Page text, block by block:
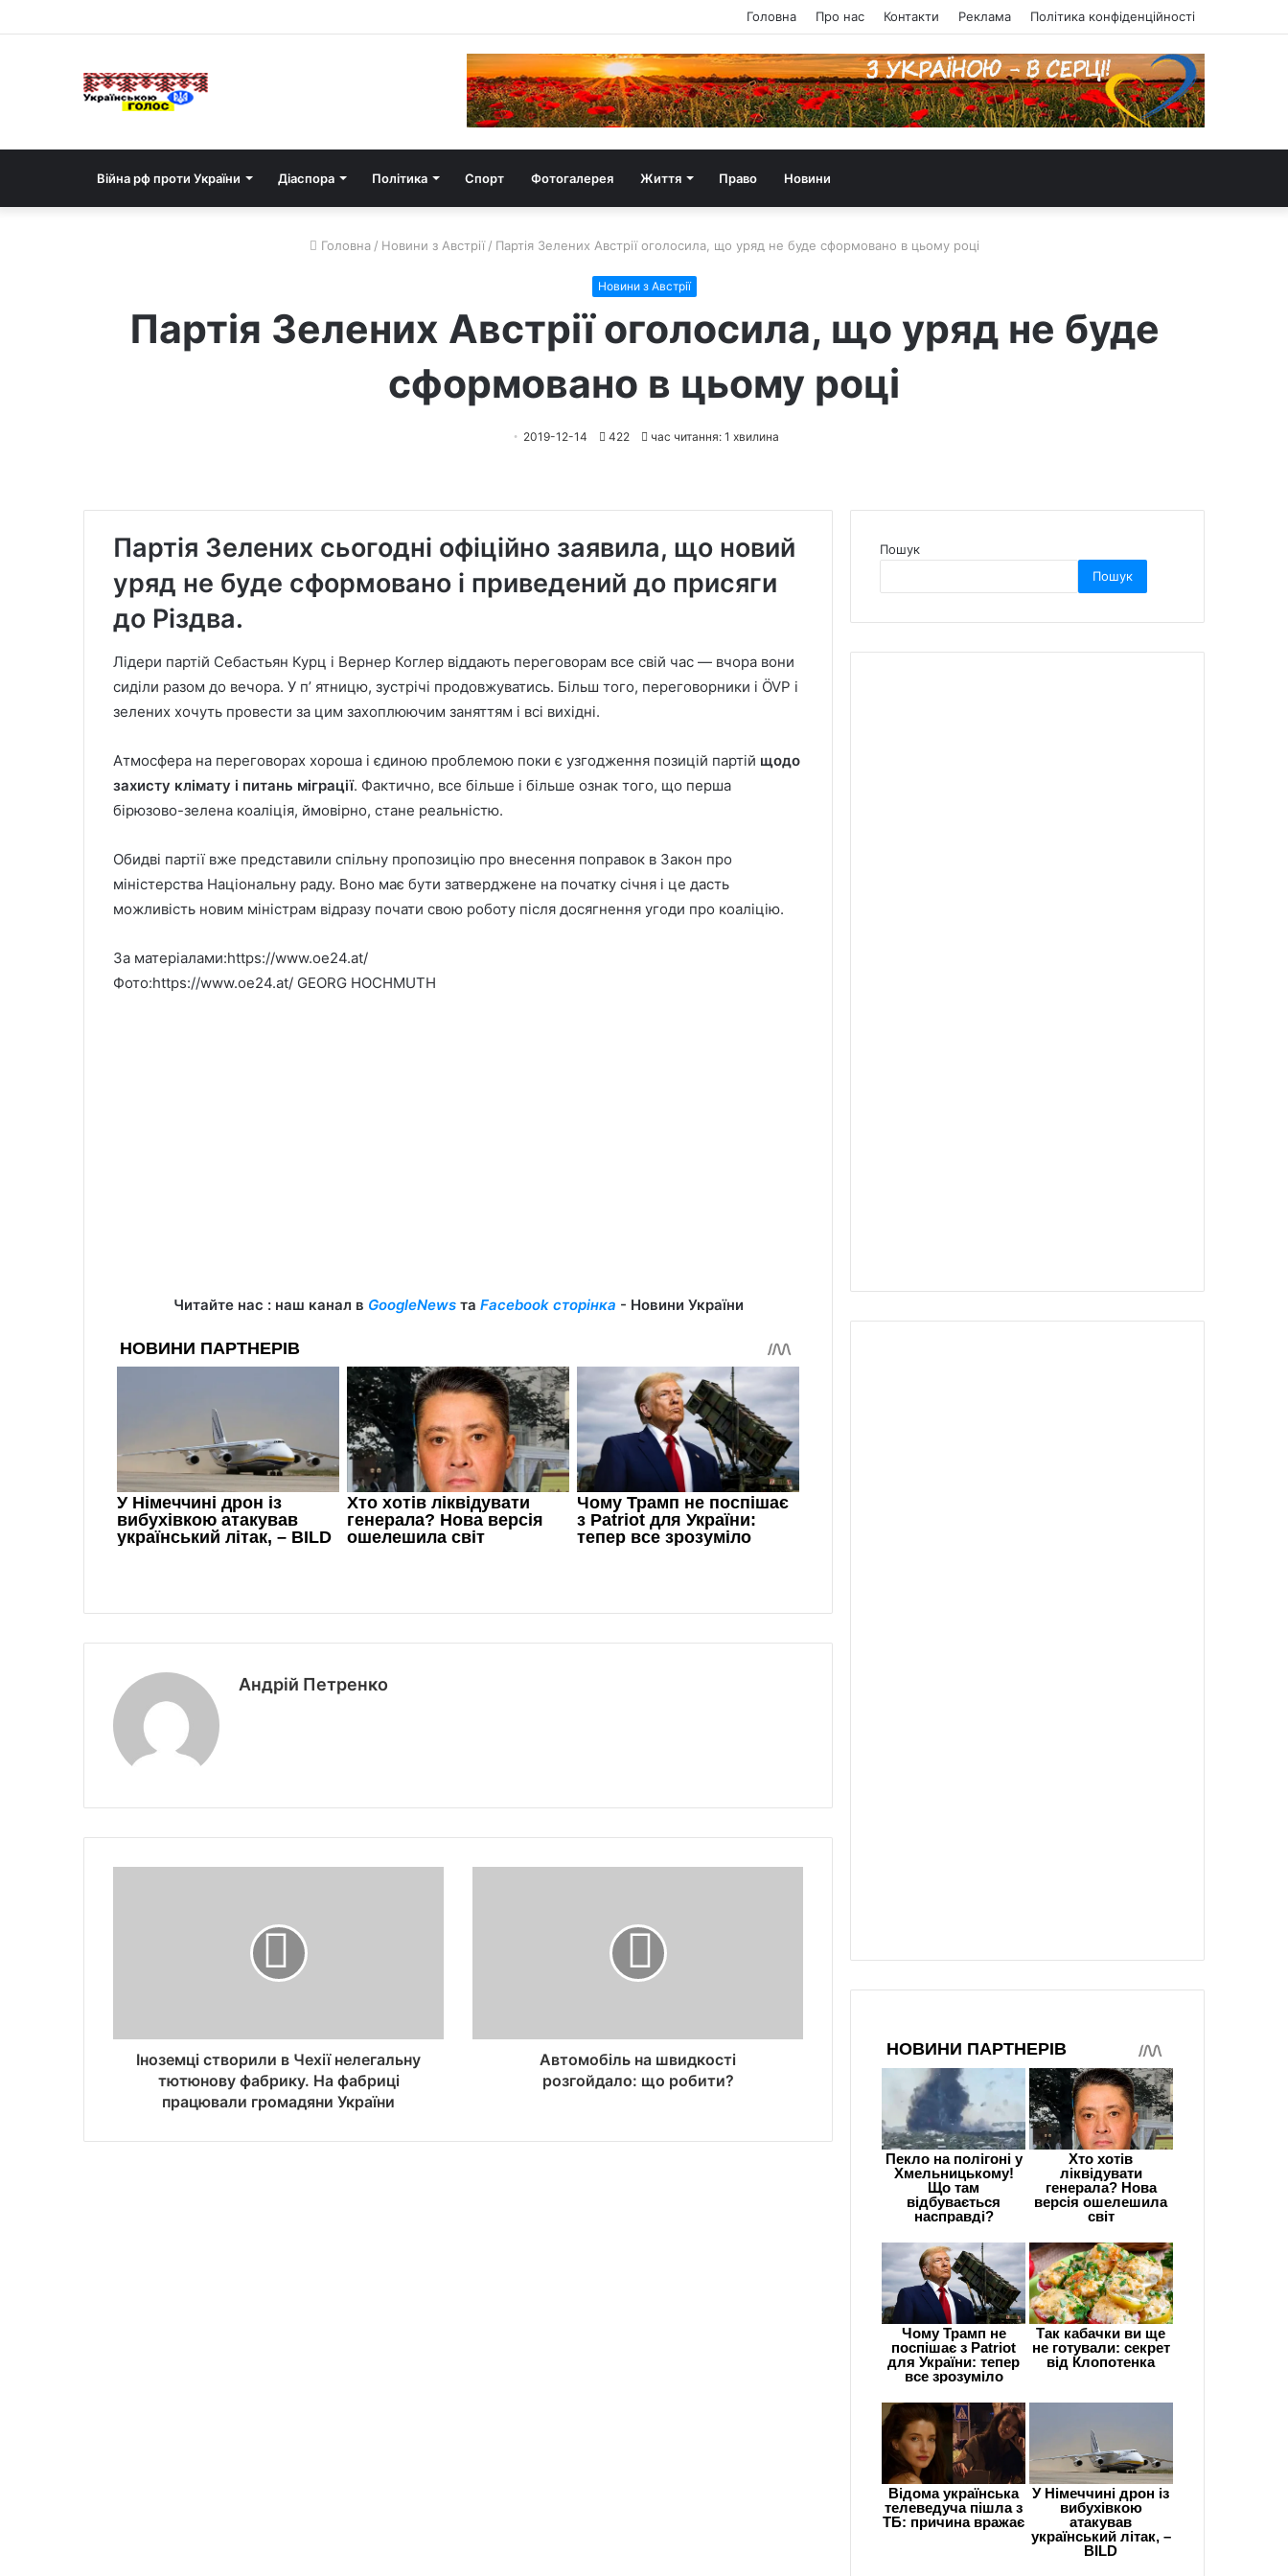
Головна Про нас Контакти Реклама Політика конфіденційності
Війна рф проти України Діаспора Політика Спорт Фотогалерея Життя Право Новини
Головна / Новини з Австрії / Партія Зелених Австрії оголосила, що уряд не буде сформовано в цьому році
Новини з Австрії
Партія Зелених Австрії оголосила, що уряд не буде
сформовано в цьому році
2019-12-14 422 час читання: 1 хвилина
Партія Зелених сьогодні офіційно заявила, що новий
уряд не буде сформовано і приведений до присяги
до Різдва.
Лідери партій Себастьян Курц і Вернер Коглер віддають переговорам все свій час — вчора вони
сиділи разом до вечора. У п’ ятницю, зустрічі продовжуватись. Більш того, переговорники і ÖVP і
зелених хочуть провести за цим захоплюючим заняттям і всі вихідні.
Атмосфера на переговорах хороша і єдиною проблемою поки є узгодження позицій партій щодо
захисту клімату і питань міграції. Фактично, все більше і більше ознак того, що перша
бірюзово-зелена коаліція, ймовірно, стане реальністю.
Обидві партії вже представили спільну пропозицію про внесення поправок в Закон про
міністерства Національну раду. Воно має бути затверджене на початку січня і це дасть
можливість новим міністрам відразу почати свою роботу після досягнення угоди про коаліцію.
За матеріалами:https://www.oe24.at/
Фото:https://www.oe24.at/ GEORG HOCHMUTH
Читайте нас : наш канал в GoogleNewsта Facebook сторінка - Новини України
Андрій Петренко
Іноземці створили в Чехії нелегальну
тютюнову фабрику. На фабриці
працювали громадяни України
Автомобіль на швидкості
розгойдало: що робити?
Пошук
Пошук